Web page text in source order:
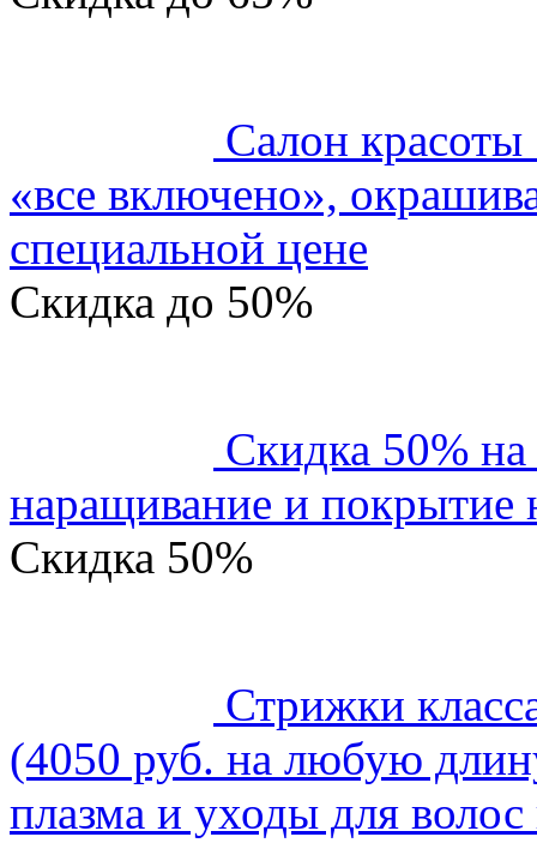
Салон
«все включено»,
специальной цене
Скидка до 50%
Скидка 50%
наращивание и покрытие
Скидка 50%
Стрижки
(4050 руб. на любую
плазма и уходы для волос